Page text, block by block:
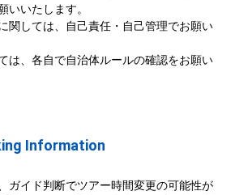
いいたします。
関しては、自己責任・自己管理でお願い
は、各自で自治体ルールの確認をお願い
Information
ガイド判断でツアー時間変更の可能性が